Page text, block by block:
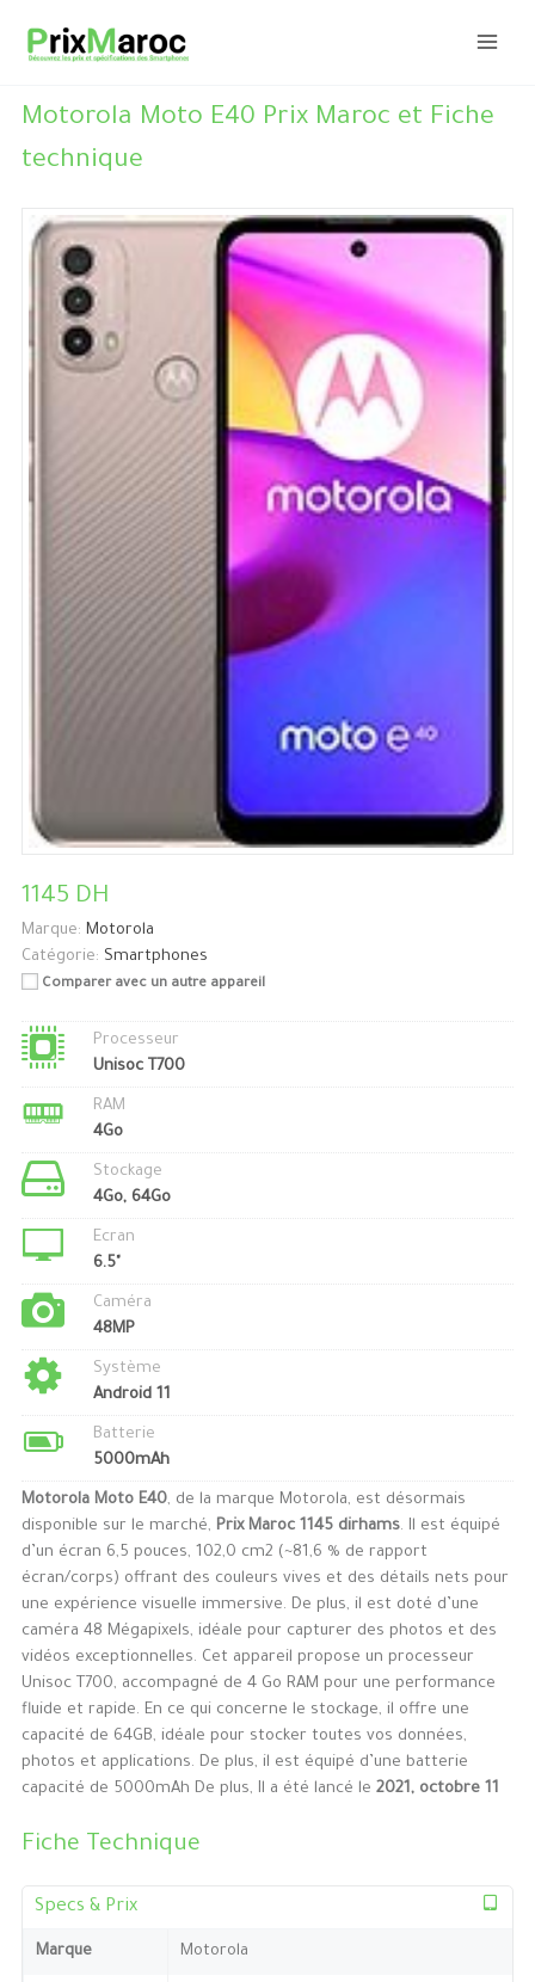
Motorola Moto E40 Prix Maroc et Fiche
technique
1145 DH
Marque: Motorola
Catégorie: Smartphones
Comparer avec un autre appareil
Processeur
Unisoc T700
RAM
4Go
Stockage
4Go, 64Go
Ecran
6.5"
Caméra
48MP
Système
Android 11
Batterie
5000mAh
Motorola Moto E40, de la marque Motorola, est désormais
disponible sur le marché, Prix Maroc 1145 dirhams. Il est équipé
d’un écran 6,5 pouces, 102,0 cm2 (~81,6 % de rapport
écran/corps) offrant des couleurs vives et des détails nets pour
une expérience visuelle immersive. De plus, il est doté d’une
caméra 48 Mégapixels, idéale pour capturer des photos et des
vidéos exceptionnelles. Cet appareil propose un processeur
Unisoc T700, accompagné de 4 Go RAM pour une performance
fluide et rapide. En ce qui concerne le stockage, il offre une
capacité de 64GB, idéale pour stocker toutes vos données,
photos et applications. De plus, il est équipé d’une batterie
capacité de 5000mAh De plus, Il a été lancé le 2021, octobre 11
Fiche Technique
Specs & Prix
Marque Motorola